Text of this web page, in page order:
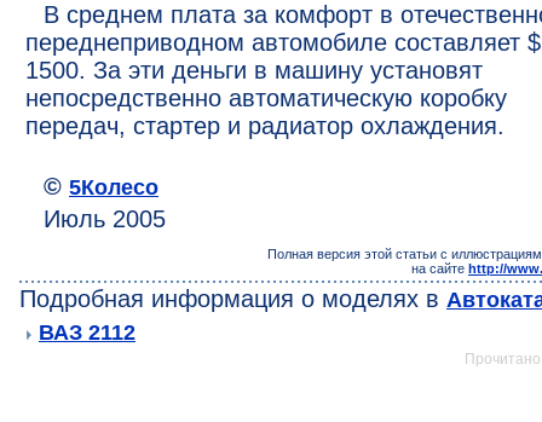
В среднем плата за комфорт в
переднеприводном автомобиле составляет $
1500. За эти деньги в машину установят
непосредственно автоматическую коробку
передач, стартер и радиатор охлаждения.
© 5Колесо
Июль 2005
Полная версия этой статьи с
на сайте http://
Подробная информация о моделях в
ВАЗ 2112